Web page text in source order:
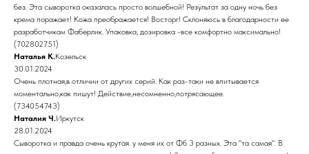
без. Эта сыворотка оказалась просто волшебной! Результат за одну ночь без
крема поражает! Кожа преображается! Восторг! Склоняюсь в благодарности ее
разработчикам Фаберлик. Упаковка, дозировка -все комфортно максимально!
(702802751)
Наталья К.Козельск
30.01.2024
Очень плотная,в отличии от других серий. Как раз-таки не впитывается
моментально,как пишут! Действие,несомненно,потрясающее.
(734054743)
Наталия Ч.Иркутск
28.01.2024
Сыворотка и правда очень крутая. у меня их от Фб 3 разных. Эта "та самая". В